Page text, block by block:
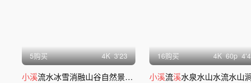
5购买 4K 3'23
小溪流水冰雪消融山谷自然景观视频素材4
16购买 4K 60p
小溪流溪水泉水山水流水山涧阳光森